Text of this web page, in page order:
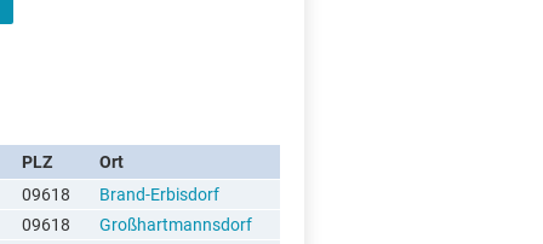
PLZ
Ort
09618
Brand-Erbisdorf
09618
Großhartmannsdorf